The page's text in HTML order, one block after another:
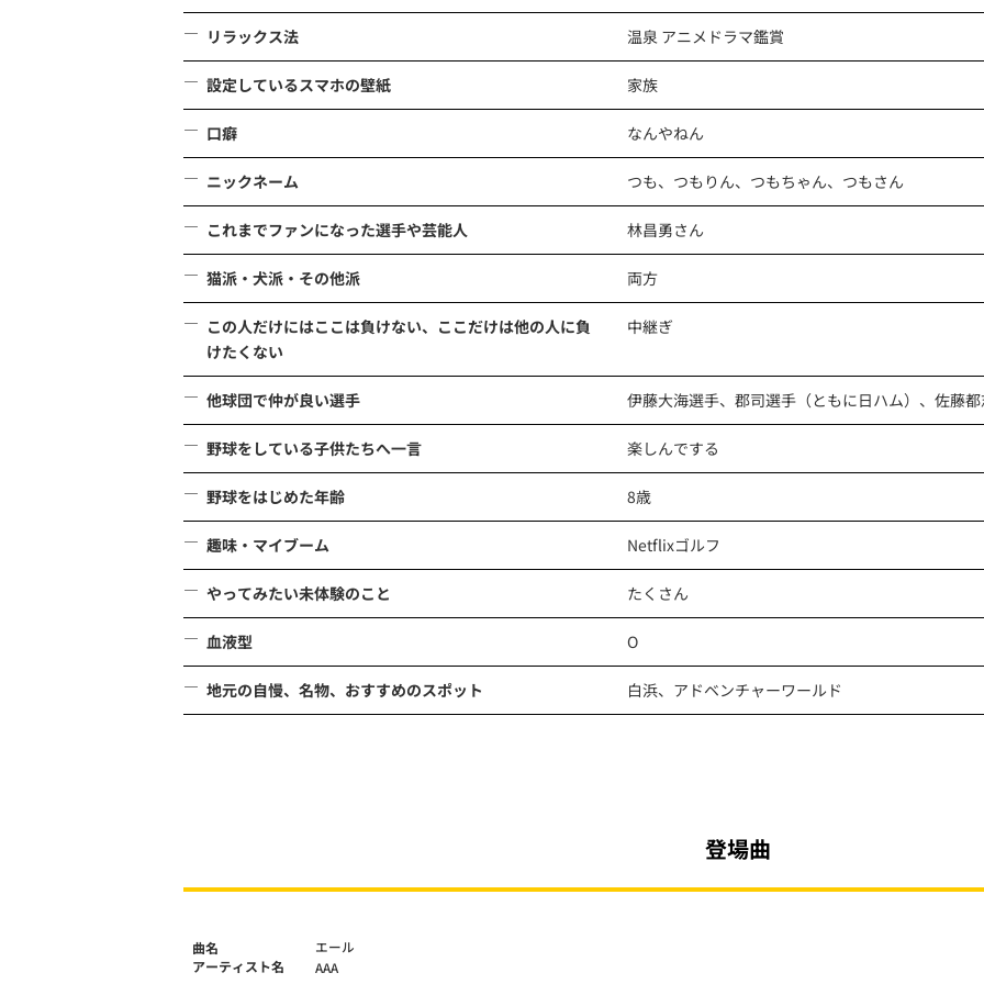
リラックス法 温泉 アニメドラマ鑑賞
設定しているスマホの壁紙 家族
口癖 なんやねん
ニックネーム つも、つもりん、つもちゃん、つもさん
これまでファンになった選手や芸能人 林昌勇さん
猫派・犬派・その他派 両方
この人だけにはここは負けない、ここだけは他の人に負
けたくない
中継ぎ
他球団で仲が良い選手 伊藤大海選手、郡司選手（ともに日ハム）、佐藤都
野球をしている子供たちへ一言 楽しんでする
野球をはじめた年齢 8歳
趣味・マイブーム Netflixゴルフ
やってみたい未体験のこと たくさん
血液型 O
地元の自慢、名物、おすすめのスポット 白浜、アドベンチャーワールド
登場曲
曲名
アーティスト名
エール
AAA